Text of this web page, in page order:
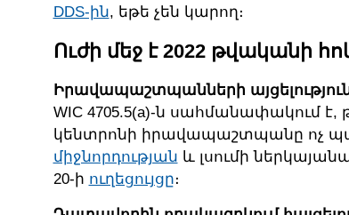
DDS-ին, եթե չեն կարող։
Ուժի մեջ է 2022 թվականի
Իրավապաշտպանների
WIC 4705.5(a)-ն սահմանափակում է,
կենտրոնի իրավապաշտպանը ոչ
միջնորդության և լսումի
20-ի ուղեցույցը։